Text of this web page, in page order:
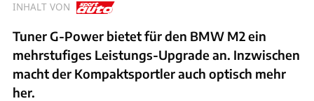
INHALT VON
Tuner G-Power bietet für den BMW M2 ein
mehrstufiges Leistungs-Upgrade an. Inzwischen
macht der Kompaktsportler auch optisch mehr
her.